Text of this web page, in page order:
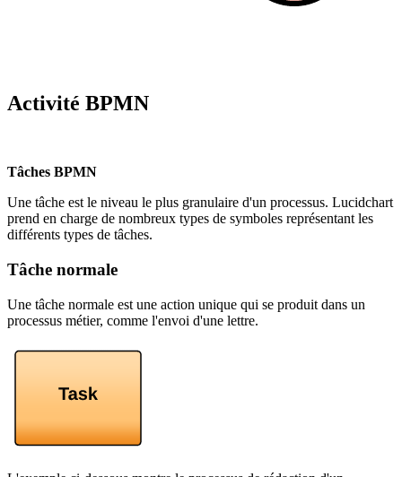
Activité BPMN
Tâches BPMN
Une tâche est le niveau le plus granulaire d'un processus. Lucidchart
prend en charge de nombreux types de symboles représentant les
différents types de tâches.
Tâche normale
Une tâche normale est une action unique qui se produit dans un
processus métier, comme l'envoi d'une lettre.